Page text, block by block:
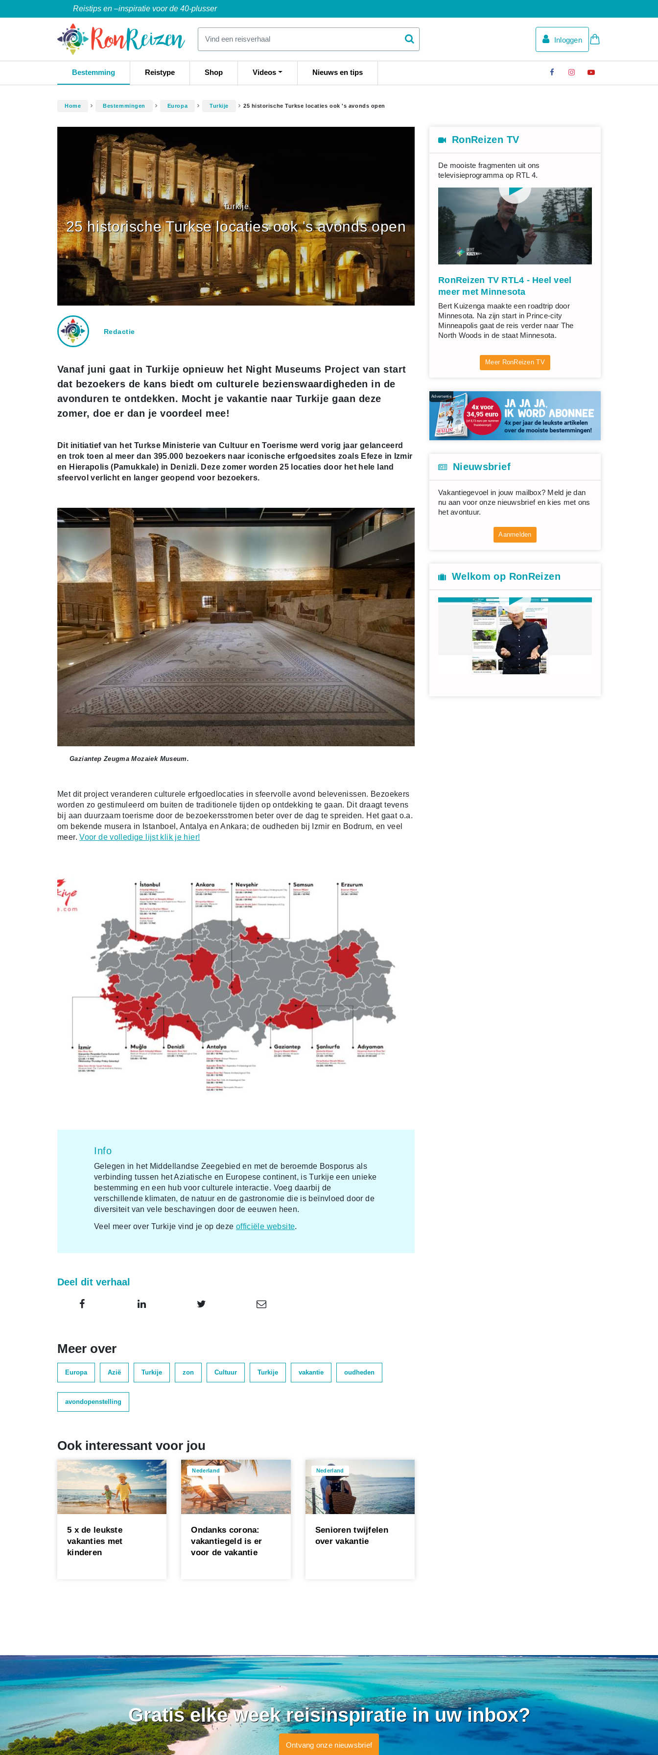
Reistips en –inspiratie voor de 40-plusser
Inloggen
Bestemming Reistype Shop Videos Nieuws en tips
Home Bestemmingen Europa Turkije 25 historische Turkse locaties ook 's avonds open
Turkije
25 historische Turkse locaties ook 's avonds open
Redactie
Vanaf juni gaat in Turkije opnieuw het Night Museums Project van start
dat bezoekers de kans biedt om culturele bezienswaardigheden in de
avonduren te ontdekken. Mocht je vakantie naar Turkije gaan deze
zomer, doe er dan je voordeel mee!
Dit initiatief van het Turkse Ministerie van Cultuur en Toerisme werd vorig jaar gelanceerd
en trok toen al meer dan 395.000 bezoekers naar iconische erfgoedsites zoals Efeze in Izmir
en Hierapolis (Pamukkale) in Denizli. Deze zomer worden 25 locaties door het hele land
sfeervol verlicht en langer geopend voor bezoekers.
Gaziantep Zeugma Mozaiek Museum.
Met dit project veranderen culturele erfgoedlocaties in sfeervolle avond belevenissen. Bezoekers
worden zo gestimuleerd om buiten de traditionele tijden op ontdekking te gaan. Dit draagt tevens
bij aan duurzaam toerisme door de bezoekersstromen beter over de dag te spreiden. Het gaat o.a.
om bekende musera in Istanboel, Antalya en Ankara; de oudheden bij Izmir en Bodrum, en veel
meer.Voor de volledige lijst klik je hier!
Info
Gelegen in het Middellandse Zeegebied en met de beroemde Bosporus als
verbinding tussen het Aziatische en Europese continent, is Turkije een unieke
bestemming en een hub voor culturele interactie. Voeg daarbij de
verschillende klimaten, de natuur en de gastronomie die is beïnvloed door de
diversiteit van vele beschavingen door de eeuwen heen.
Veel meer over Turkije vind je op deze officiële website.
Deel dit verhaal
Meer over
Europa Azië Turkije zon Cultuur Turkije vakantie oudheden
avondopenstelling
Ook interessant voor jou
5 x de leukste
vakanties met
kinderen
Nederland
Ondanks corona:
vakantiegeld is er
voor de vakantie
Nederland
Senioren twijfelen
over vakantie
RonReizen TV
De mooiste fragmenten uit ons
televisieprogramma op RTL 4.
RonReizen TV RTL4 - Heel veel
meer met Minnesota
Bert Kuizenga maakte een roadtrip door
Minnesota. Na zijn start in Prince-city
Minneapolis gaat de reis verder naar The
North Woods in de staat Minnesota.
Meer RonReizen TV
Advertentie
Nieuwsbrief
Vakantiegevoel in jouw mailbox? Meld je dan
nu aan voor onze nieuwsbrief en kies met ons
het avontuur.
Aanmelden
Welkom op RonReizen
Gratis elke week reisinspiratie in uw inbox?
Ontvang onze nieuwsbrief